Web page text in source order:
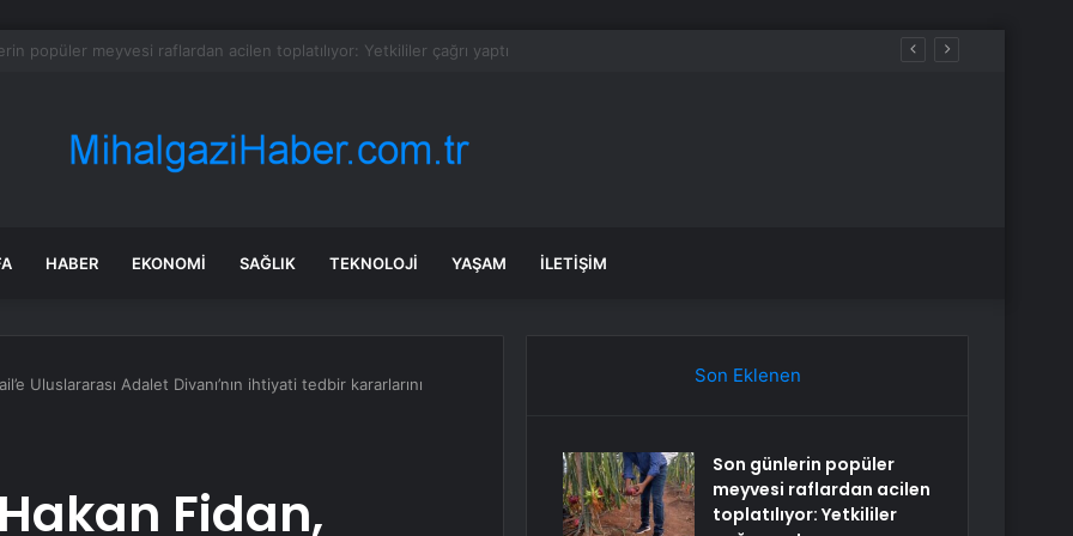
gizli mekanizma keşfedildi: Tohumlar yağmuru duyabiliyormuş
HABER EKONOMI SAĞLIK TEKNOLOJI YAŞAM İLETIŞIM
Uluslararası Adalet Divanı’nın ihtiyati tedbir kararlarını
Fidan,
Son Eklenen
Son günlerin popüler
meyvesi raflardan acilen
toplatılıyor: Yetkililer